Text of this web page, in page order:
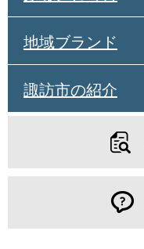
地域ブランド
諏訪市の紹介